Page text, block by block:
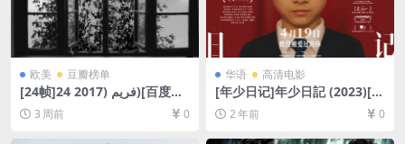
欧美 豆瓣榜单
[24帧]24 فریم (2017)[百度网
盘+夸克网盘1080P超清未删
减资源][网盘在线播放/下载]
[MP4/7.7GB][无对白]
3 周前 0
华语 高清电影
[年少日记]年少日記 (2023)[百
度网盘+夸克网盘1080P超清
未删减资源][网盘在线播放/下
载][MP4/7.18GB][粤语中字]
2 年前 0